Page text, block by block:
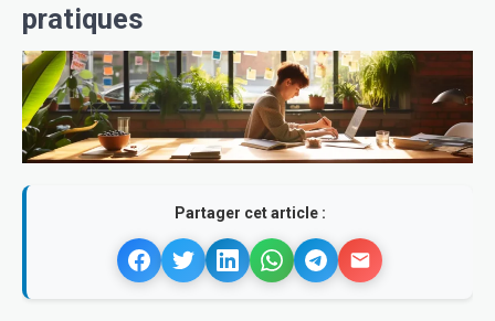
pratiques
Partager cet article :